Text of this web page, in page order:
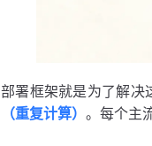
部署框架就是为了解决
（重复计算） 。每个主